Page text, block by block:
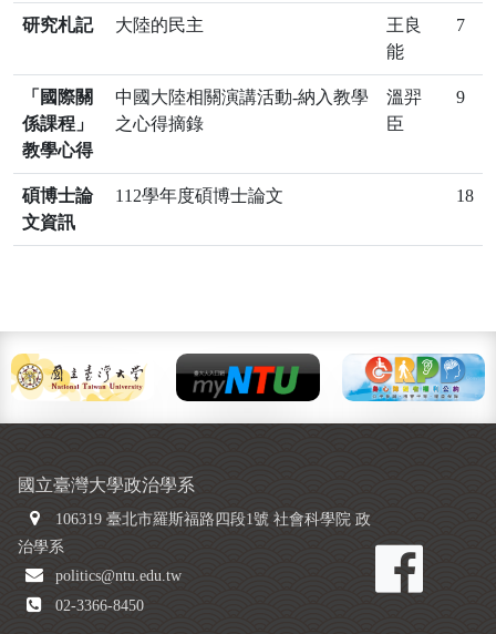
研究札記 大陸的民主
王良
能
7
「國際關
係課程」
教學心得
中國大陸相關演講活動-納入教學
之心得摘錄
溫羿
臣
9
碩博士論
文資訊
112學年度碩博士論文 18
國立臺灣大學政治學系
106319 臺北市羅斯福路四段1號 社會科學院 政
治學系
politics@ntu.edu.tw
02-3366-8450